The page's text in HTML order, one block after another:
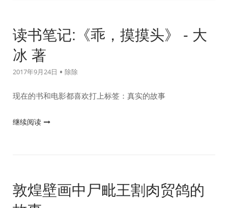
读书笔记:《乖，摸摸头》 - 大
冰 著
2017年9月24日 除除
现在的书和电影都喜欢打上标签：真实的故事
"读
摸
摸
继续阅读
敦煌壁画中尸毗王割肉贸鸽的